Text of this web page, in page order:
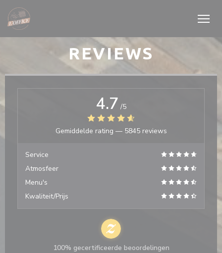
Cookies beheer paneel
REVIEWS
4.7 /5
Gemiddelde rating — 5845 reviews
Service
Atmosfeer
Menu's
Kwaliteit/Prijs
100% gecertificeerde beoordelingen